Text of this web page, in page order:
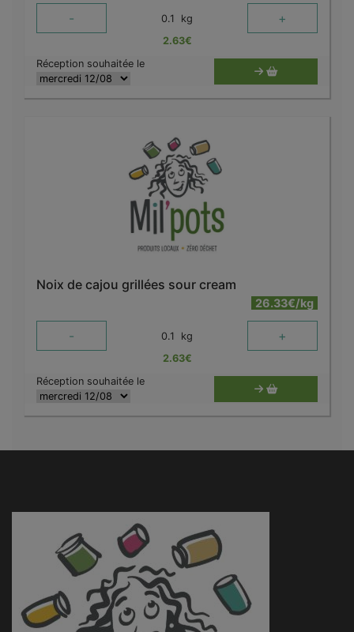
- 0.1 kg +
2.63€
Réception souhaitée le
Noix de cajou grillées sour cream
26.33€/kg
- 0.1 kg +
2.63€
Réception souhaitée le